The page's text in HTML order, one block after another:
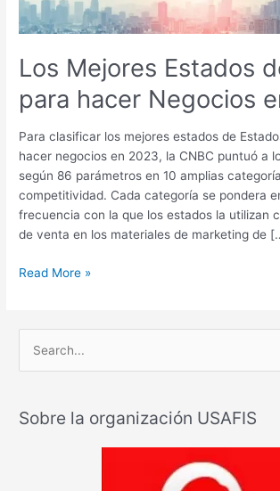
Los Mejores Estados
para hacer Negocios
Para clasificar los mejores estados de
hacer negocios en 2023, la CNBC puntuó a
según 86 parámetros en 10 amplias
competitividad. Cada categoría se pondera
frecuencia con la que los estados la utilizan
de venta en los materiales de marketing de
en
2023
Read More »
c
Sobre la organización USAFIS